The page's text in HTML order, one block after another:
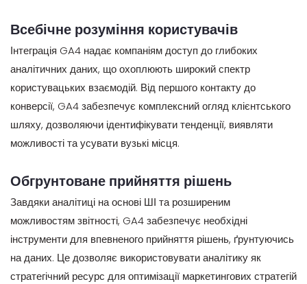
Всебічне розуміння користувачів
Інтеграція GA4 надає компаніям доступ до глибоких
аналітичних даних, що охоплюють широкий спектр
користувацьких взаємодій. Від першого контакту до
конверсії, GA4 забезпечує комплексний огляд клієнтського
шляху, дозволяючи ідентифікувати тенденції, виявляти
можливості та усувати вузькі місця.
Обгрунтоване прийняття рішень
Завдяки аналітиці на основі ШІ та розширеним
можливостям звітності, GA4 забезпечує необхідні
інструменти для впевненого прийняття рішень, ґрунтуючись
на даних. Це дозволяє використовувати аналітику як
стратегічний ресурс для оптимізації маркетингових стратегій